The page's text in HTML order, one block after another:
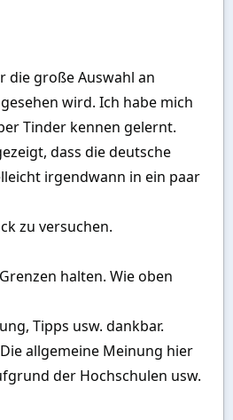
die große Auswahl an
wird. Ich habe mich
Tinder kennen gelernt.
dass die deutsche
irgendwann in ein paar
zu versuchen.
halten. Wie oben
Tipps usw. dankbar.
allgemeine Meinung hier
der Hochschulen usw.